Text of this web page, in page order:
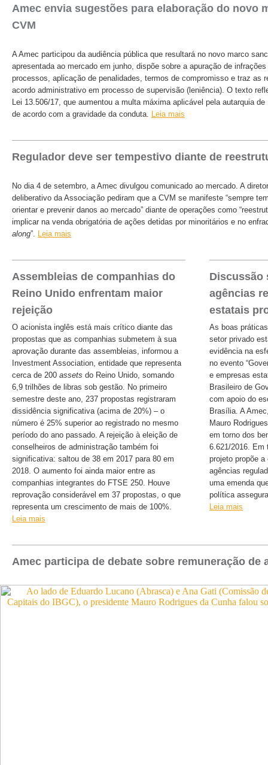
Amec envia sugestões para elaboração do novo
CVM
A Amec participou da audiência pública que resultará no novo marco
apresentada ao mercado em junho, dispõe sobre a apuração de
processos, aplicação de penalidades, termos de compromisso e traz as
acordo administrativo em processo de supervisão (leniência). O texto
Lei 13.506/17, que aumentou a multa máxima aplicável pela autarquia
de acordo com a gravidade da conduta. Leia mais
Regulador deve ser tempestivo diante de
No dia 4 de setembro, a Amec divulgou comunicado ao mercado. A
deliberativo da Associação pediram que a CVM se manifeste “sempre
orientar e prevenir danos ao mercado” diante de operações como
implicar na venda obrigatória de ações detidas por minoritários e no
along”. Leia mais
Assembleias de companhias do
Reino Unido enfrentam maior
rejeição
O acionista inglês está mais crítico diante das
propostas que as companhias submetem à sua
aprovação durante das assembleias, informou a
Investment Association, entidade que representa
cerca de 200 assets do Reino Unido, somando
6,9 trilhões de libras sob gestão. No primeiro
semestre deste ano, 237 propostas registraram
dissidência significativa (acima de 20%) – o
número é 25% superior ao registrado no mesmo
período do ano passado. A rejeição à eleição de
conselheiros de administração também foi
significativa: saltou de 38 em 2017 para 80 em
2018. O aumento foi ainda maior entre as
companhias integrantes do FTSE 250. Houve
reprovação considerável em 37 propostas, o que
representa um crescimento de mais de 100%.
Leia mais
Discussão
agências
estatais
As boas
setor privado
evidência na
no evento
e empresas
Brasileiro de
com apoio do
Brasília. A
Mauro
em torno dos
6.621/2016. Em
projeto propõe
agências
uma emenda
política
Leia mais
Amec participa de debate sobre remuneração de